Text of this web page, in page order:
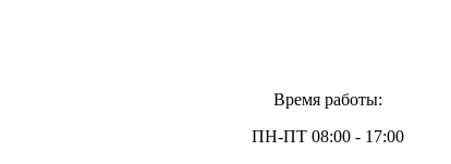
Время работы:
ПН-ПТ 08:00 - 17:00